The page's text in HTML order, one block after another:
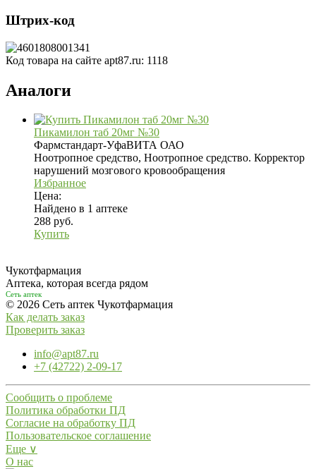
Штрих-код
Код товара на сайте apt87.ru: 1118
Аналоги
Пикамилон таб 20мг №30
Фармстандарт-УфаВИТА ОАО
Ноотропное средство, Ноотропное средство. Корректор
нарушений мозгового кровообращения
Избранное
Цена:
Найдено в 1 аптеке
288 руб.
Купить
Чукотфармация
Аптека, которая всегда рядом
Сеть аптек
© 2026 Сеть аптек Чукотфармация
Как делать заказ
Проверить заказ
info@apt87.ru
+7 (42722) 2-09-17
Сообщить о проблеме
Политика обработки ПД
Согласие на обработку ПД
Пользовательское соглашение
Еще ∨
О нас